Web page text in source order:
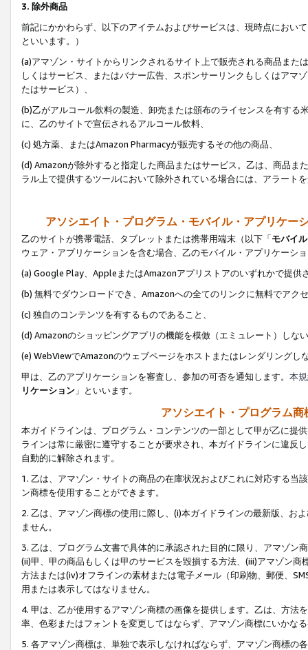
3. 除外商品
前記にかかわらず、以下のアイテムおよびサービスは、現時点におい
といいます。）
(a)アマゾン・サイトからリンクされるサイト上で販売される商品ま
しくはサービス、またはバナー広告、スポンサーリンクもしくはアマ
たはサービス）、
(b)乙がアルコール飲料の製造、卸売または頒布のライセンスを有す
に、乙のサイトで宣伝されるアルコール飲料、
(c) 処方薬、またはAmazon Pharmacyが販売するその他の商品、
(d) Amazonが除外すると指定した商品またはサービス。乙は、商品ま
ラル上で提供するツールにおいて除外されている場合には、アラート
アソシエイト・プログラム・モバイル・アプリケー
乙のサイトが携帯電話、タブレットまたは携帯用端末（以下「モバイ
ウェア・アプリケーションを含む場合、乙のモバイル・アプリケーシ
(a) Google Play、AppleまたはAmazonアプリストアのいずれかで提供
(b) 無料でダウンロードでき、Amazonへの全てのリンクに無料でアク
(c) 独自のコンテンツを有するものであること、
(d) Amazonのショッピングアプリの機能を模倣（エミュレート）しな
(e) WebViewでAmazonのウェブページをホストまたはレンダリングし
甲は、乙のアプリケーションを審査し、参加の可否を通知します。 本
リケーション 」といいます。
アソシエイト・プログラム
本ガイドラインは、プログラム・コンテンツの一部として甲が乙に提
ラインは常に厳密に遵守することが要求され、本ガイドラインに違反
自動的に解除されます。
1. 乙は、アマゾン・サイトの商品の在庫状況およびこれに対応する
ン商標を使用することができます。
2. 乙は、アマゾン商標の使用に際し、(i)本ガイドラインの最新版、お
ません。
3. 乙は、プログラム文書で具体的に承認された目的に限り、アマゾン
(ii)甲、甲の商品もしくは甲のサービスを毀損する方法、(iii)アマゾン
方法または(iv)オフラインの素材または電子メール（印刷物、郵便、
用または表示してはなりません。
4. 甲は、乙が使用するアマゾン商標の画像を提供します。乙は、方
率、色彩またはフォントを変更してはならず、アマゾン商標にいかな
5. 各アマゾン商標は、単独で表示しなければならず、アマゾン商標